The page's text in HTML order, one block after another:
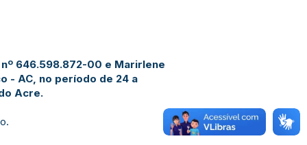
646.598.872-00 e Marirlene
- AC, no período de 24 a
Acre.